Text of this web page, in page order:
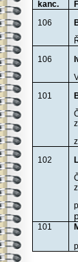
kanc.
106
106
101
102
101